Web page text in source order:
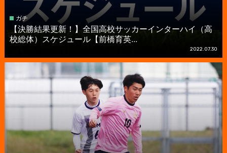
ガチ
【決勝結果更新！】全国高校サッカーインターハイ（高
校総体）スケジュール【前橋育英...
2022.07.30